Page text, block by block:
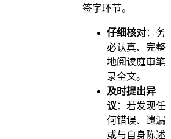
签字环节。
仔细核对：务
必认真、完整
地阅读庭审笔
录全文。
及时提出异
议 ：若发现任
何错误、遗漏
或与自身陈述